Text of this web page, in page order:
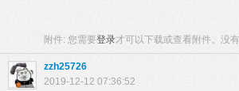
附件: 您需要登录才可以下载或查看附件。没
zzh25726
2019-12-12 07:36:52